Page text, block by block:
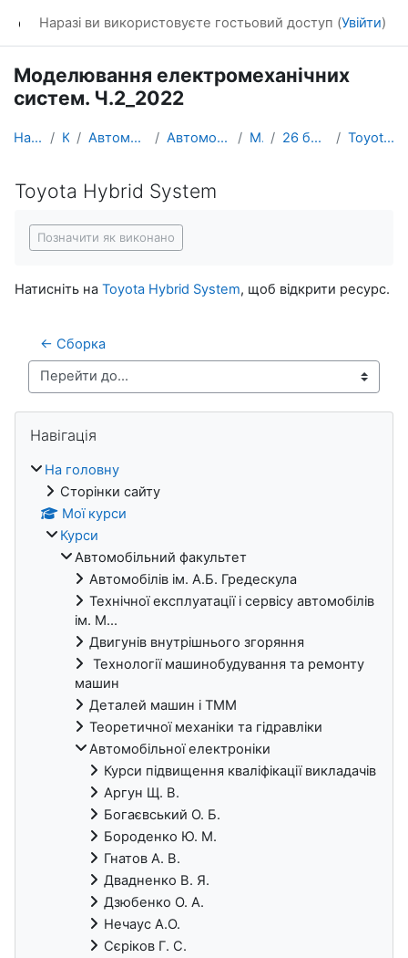
Наразі ви використовуєте гостьовий доступ (Увійти)
Моделювання електромеханічних
систем. Ч.2_2022
На головну Курси Автомобільний факультет Автомобільної електроніки МЕС_Ч.2 26 березня - 1 квітня Toyota Hybrid System
Toyota Hybrid System
Позначити як виконано
Натисніть на Toyota Hybrid System, щоб відкрити ресурс.
← Сборка
Перейти до...
Блоки
Навігація
На головну
Сторінки сайту
Мої курси
Курси
Автомобільний факультет
Автомобілів ім. А.Б. Гредескула
Технічної експлуатації і сервісу автомобілів
ім. М...
Двигунів внутрішнього згоряння
Технології машинобудування та ремонту
машин
Деталей машин і ТММ
Теоретичної механіки та гідравліки
Автомобільної електроніки
Курси підвищення кваліфікації викладачів
Аргун Щ. В.
Богаєвський О. Б.
Бороденко Ю. М.
Гнатов А. В.
Двадненко В. Я.
Дзюбенко О. А.
Нечаус А.О.
Сєріков Г. С.